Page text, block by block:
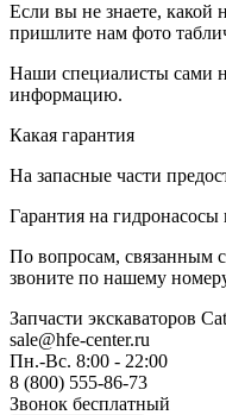
Если вы не знаете, какой
пришлите нам фото
Наши специалисты сами
информацию.
Какая гарантия
На запасные части
Гарантия на гидронасосы
По вопросам, связанным
звоните по нашему
Запчасти экскаваторов
sale@hfe-center.ru
Пн.-Вс. 8:00 - 22:00
8 (800) 555-86-73
Звонок бесплатный